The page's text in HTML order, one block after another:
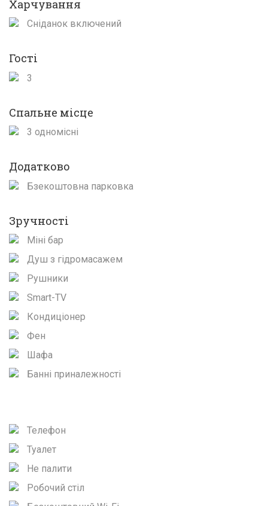
Харчування
Сніданок включений
Гості
3
Спальне місце
3 одномісні
Додатково
Бзекоштовна парковка
Зручності
Міні бар
Душ з гідромасажем
Рушники
Smart-TV
Кондиціонер
Фен
Шафа
Банні приналежності
Телефон
Туалет
Не палити
Робочий стіл